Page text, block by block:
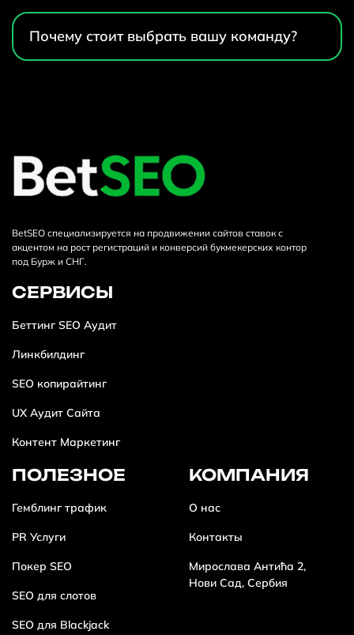
Почему стоит выбрать вашу команду?
BetSEO специализируется на продвижении сайтов ставок с
акцентом на рост регистраций и конверсий букмекерских контор
под Бурж и СНГ.
СЕРВИСЫ
Беттинг SEO Аудит
Линкбилдинг
SEO копирайтинг
UX Аудит Сайта
Контент Маркетинг
ПОЛЕЗНОЕ
Гемблинг трафик
PR Услуги
Покер SEO
SEO для слотов
SEO для Blackjack
КОМПАНИЯ
О нас
Контакты
Мирослава Антића 2,
Нови Сад, Сербия